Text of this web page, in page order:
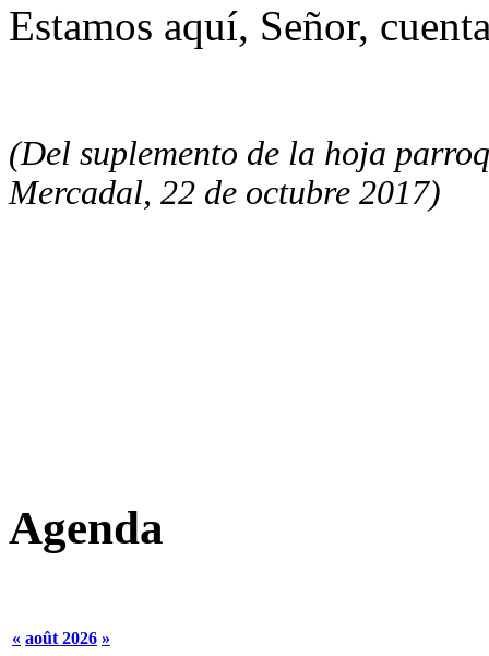
Estamos aquí, Señor,
(Del suplemento de la hoja
Mercadal, 22 de octubre 2017)
Agenda
« août 2026 »